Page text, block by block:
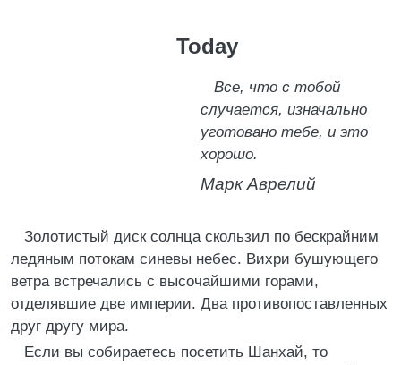
Today
Все, что с тобой
случается, изначально
уготовано тебе, и это
хорошо.
Марк Аврелий
Золотистый диск солнца скользил по бескрайним
ледяным потокам синевы небес. Вихри бушующего
ветра встречались с высочайшими горами,
отделявшие две империи. Два противопоставленных
друг другу мира.
Если вы собираетесь посетить Шанхай, то